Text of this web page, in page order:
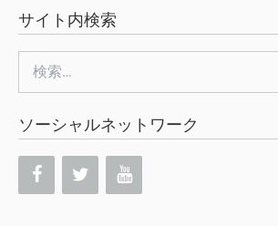
サイト内検索
索:
ソーシャルネットワーク